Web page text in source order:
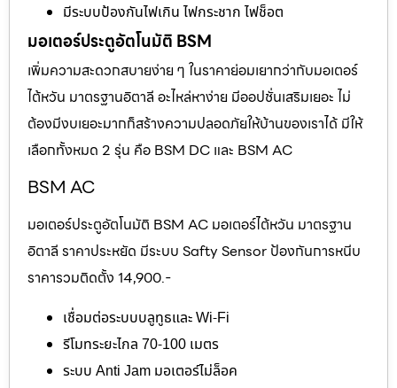
มีระบบป้องกันไฟเกิน ไฟกระชาก ไฟช็อต
มอเตอร์ประตูอัตโนมัติ BSM
เพิ่มความสะดวกสบายง่าย ๆ ในราคาย่อมเยากว่ากับมอเตอร์
ไต้หวัน มาตรฐานอิตาลี อะไหล่หาง่าย มีออปชั่นเสริมเยอะ ไม่
ต้องมีงบเยอะมากก็สร้างความปลอดภัยให้บ้านของเราได้ มีให้
เลือกทั้งหมด 2 รุ่น คือ BSM DC และ BSM AC
BSM AC
มอเตอร์ประตูอัตโนมัติ BSM AC มอเตอร์ไต้หวัน มาตรฐาน
อิตาลี ราคาประหยัด มีระบบ Safty Sensor ป้องกันการหนีบ
ราคารวมติดตั้ง 14,900.-
เชื่อมต่อระบบบลูทูธและ Wi-Fi
รีโมทระยะไกล 70-100 เมตร
ระบบ Anti Jam มอเตอร์ไม่ล็อค